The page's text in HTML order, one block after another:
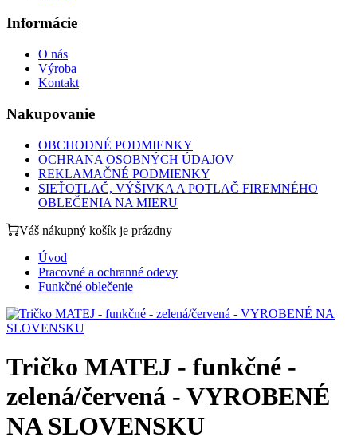
Informácie
O nás
Výroba
Kontakt
Nakupovanie
OBCHODNÉ PODMIENKY
OCHRANA OSOBNÝCH ÚDAJOV
REKLAMAČNÉ PODMIENKY
SIEŤOTLAČ, VÝŠIVKA A POTLAČ FIREMNÉHO
OBLEČENIA NA MIERU
Váš nákupný košík je prázdny
Úvod
Pracovné a ochranné odevy
Funkčné oblečenie
Tričko MATEJ - funkčné -
zelená/červená - VYROBENÉ
NA SLOVENSKU